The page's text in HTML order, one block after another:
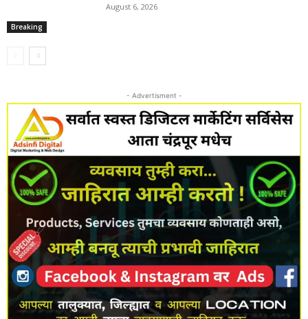
Breaking
August 6, 2026
- Advertisment -